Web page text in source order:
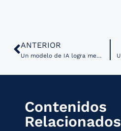
ANTERIOR
Un modelo de IA logra medir la calidad del sueño sin sensores adheridos al cuerpo
Contenidos
Relacionados